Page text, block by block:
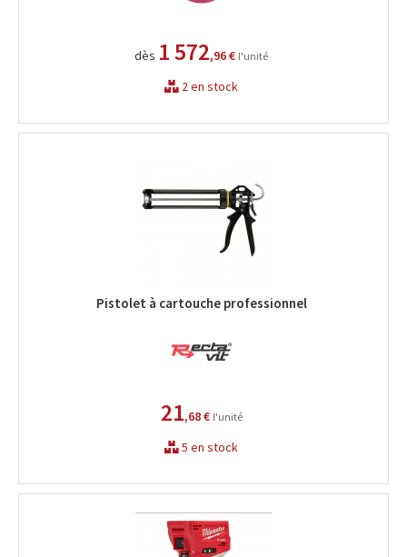
dès 1 572,96 € l'unité
2 en stock
Pistolet à cartouche professionnel
21,68 € l'unité
5 en stock